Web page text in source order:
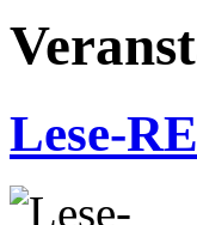
Lese-